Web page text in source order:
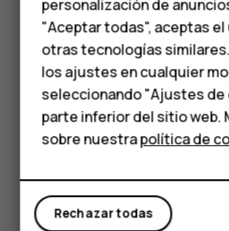
Teléfonos
personas
HMD Terra M
Comprar
Mi cuenta
agenda del día.
Mantenga presionada la
por voz de Google. Haga
tecla. La respuesta de
pantalla del teléfono.
Para apagar la tecla del
Configuración>Sistema>
personalización de
"Aceptar todas", aceptas
otras tecnologías
los ajustes en cualquier
seleccionando "Ajustes de
parte inferior del sitio web.
sobre nuestrapolítica de
Rechazar todas